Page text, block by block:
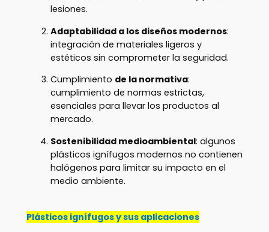
lesiones.
Adaptabilidad a los diseños modernos:
integración de materiales ligeros y
estéticos sin comprometer la seguridad.
Cumplimiento de la normativa:
cumplimiento de normas estrictas,
esenciales para llevar los productos al
mercado.
Sostenibilidad medioambiental: algunos
plásticos ignífugos modernos no contienen
halógenos para limitar su impacto en el
medio ambiente.
Plásticos ignífugos y sus aplicaciones